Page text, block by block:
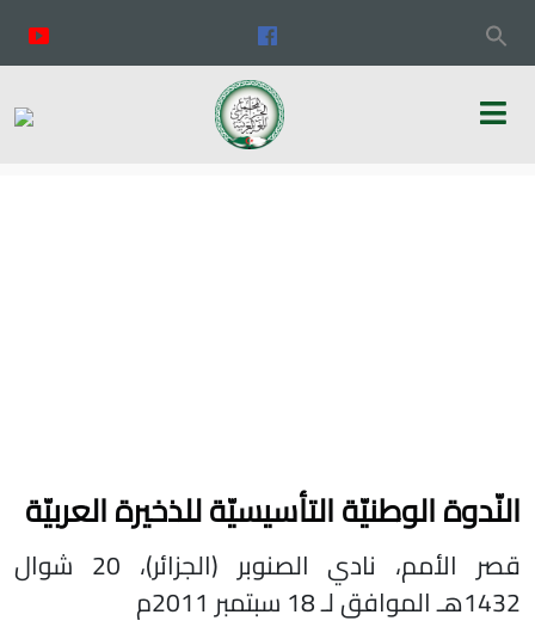
النّدوة الوطنيّة التأسيسيّة للذخيرة العربيّة
قصر الأمم، نادي الصنوبر (الجزائر)، 20 شوال
1432هـ الموافق لـ 18 سبتمبر 2011م